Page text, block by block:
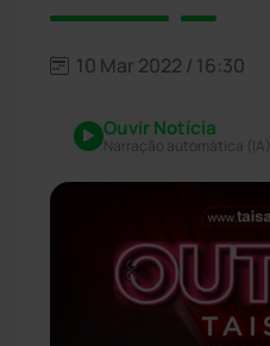
10 Mar 2022 / 16:30
Ouvir Notícia
Narração automática (IA)